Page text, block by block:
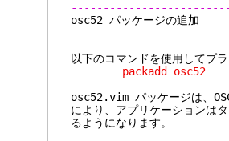
osc52 パッケ
以下のコマンドを使用してプ
packadd osc52
osc52.vim パッケージは、
により、アプリケーションは
るようになります。